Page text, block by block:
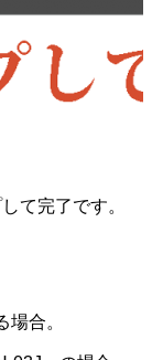
て完了です。
合。